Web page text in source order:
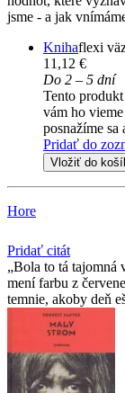
jsme - a jak
Knihaflexi
11,12 €
Do 2 – 5 dní
Tento
vám ho
posnažíme
Pridať do
Vložiť do
Hore
Pridať citát
Bola to tá tajomná
mení farbu z
temnie, akoby deň